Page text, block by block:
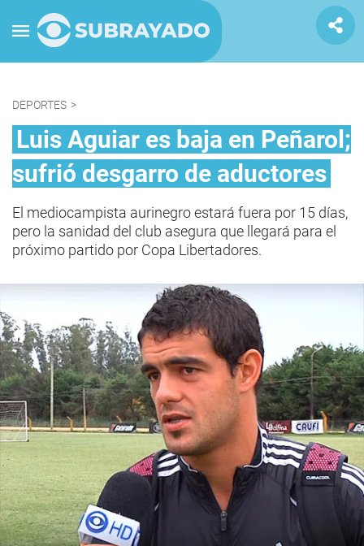
DEPORTES >
Luis Aguiar es baja en Peñarol;
sufrió desgarro de aductores
El mediocampista aurinegro estará fuera por 15 días,
pero la sanidad del club asegura que llegará para el
próximo partido por Copa Libertadores.